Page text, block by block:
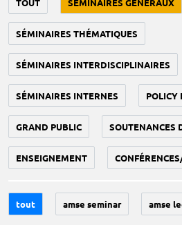
TOUT SÉMINAIRES GÉNÉRAUX
SÉMINAIRES THÉMATIQUES
SÉMINAIRES INTERDISCIPLINAIRES
SÉMINAIRES INTERNES POLICY
GRAND PUBLIC SOUTENANCES
ENSEIGNEMENT
tout amse seminar amse